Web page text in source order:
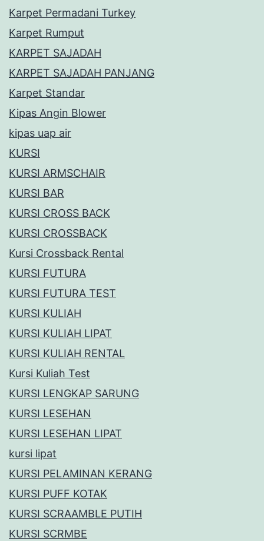
Karpet Permadani Turkey
Karpet Rumput
KARPET SAJADAH
KARPET SAJADAH PANJANG
Karpet Standar
Kipas Angin Blower
kipas uap air
KURSI
KURSI ARMSCHAIR
KURSI BAR
KURSI CROSS BACK
KURSI CROSSBACK
Kursi Crossback Rental
KURSI FUTURA
KURSI FUTURA TEST
KURSI KULIAH
KURSI KULIAH LIPAT
KURSI KULIAH RENTAL
Kursi Kuliah Test
KURSI LENGKAP SARUNG
KURSI LESEHAN
KURSI LESEHAN LIPAT
kursi lipat
KURSI PELAMINAN KERANG
KURSI PUFF KOTAK
KURSI SCRAAMBLE PUTIH
KURSI SCRMBE